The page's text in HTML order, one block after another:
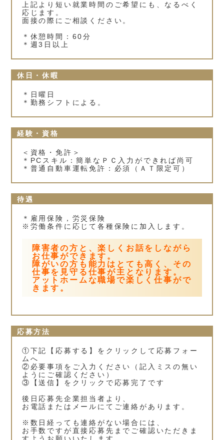
上記より短い就業時間のご希望にも、なるべく
応じます。
面接の際にご相談ください。
＊休憩時間：60分
＊週3日以上
休日・休暇
＊日曜日
＊勤務シフトによる。
経験・資格
＜資格・免許＞
＊PCスキル：簡単なＰＣ入力ができれば尚可
＊普通自動車運転免許：必須（ＡＴ限定可）
待遇
＊雇用保険，労災保険
※労働条件に応じて各種保険に加入します。
障害者の方と、楽しくお話をしながら
お仕事ができます。
障がいの方も能力はとても高く、その
仕事を見守る仕事が主となります。
アットホームな職場で楽しく仕事がで
きます。
応募方法
①下記【応募する】をクリックして応募フォー
ムへ
②必要事項をご入力ください（記入ミスの無い
ようにご確認ください）
③【送信】をクリックで応募完了です
後日応募先企業担当者より、
お電話またはメールにてご連絡があります。
※数日経っても連絡がない場合には、
お手数ですが直接応募先までご確認いただきま